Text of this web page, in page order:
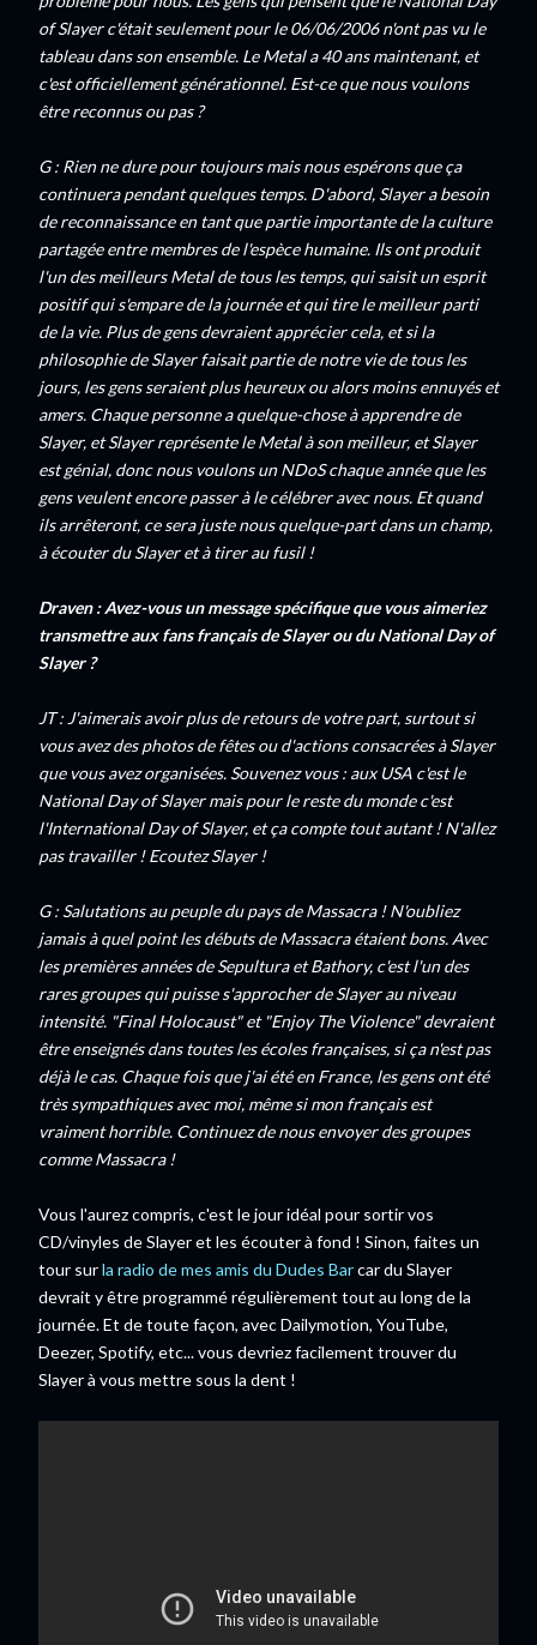
of Slayer c'était seulement pour le 06/06/2006 n'ont pas vu le
tableau dans son ensemble. Le Metal a 40 ans maintenant, et
c'est officiellement générationnel. Est-ce que nous voulons
être reconnus ou pas ?
G : Rien ne dure pour toujours mais nous espérons que ça
continuera pendant quelques temps. D'abord, Slayer a besoin
de reconnaissance en tant que partie importante de la culture
partagée entre membres de l'espèce humaine. Ils ont produit
l'un des meilleurs Metal de tous les temps, qui saisit un esprit
positif qui s'empare de la journée et qui tire le meilleur parti
de la vie. Plus de gens devraient apprécier cela, et si la
philosophie de Slayer faisait partie de notre vie de tous les
jours, les gens seraient plus heureux ou alors moins ennuyés et
amers. Chaque personne a quelque-chose à apprendre de
Slayer, et Slayer représente le Metal à son meilleur, et Slayer
est génial, donc nous voulons un NDoS chaque année que les
gens veulent encore passer à le célébrer avec nous. Et quand
ils arrêteront, ce sera juste nous quelque-part dans un champ,
à écouter du Slayer et à tirer au fusil !
Draven : Avez-vous un message spécifique que vous aimeriez
transmettre aux fans français de Slayer ou du National Day of
Slayer ?
JT : J'aimerais avoir plus de retours de votre part, surtout si
vous avez des photos de fêtes ou d'actions consacrées à Slayer
que vous avez organisées. Souvenez vous : aux USA c'est le
National Day of Slayer mais pour le reste du monde c'est
l'International Day of Slayer, et ça compte tout autant ! N'allez
pas travailler ! Ecoutez Slayer !
G : Salutations au peuple du pays de Massacra ! N'oubliez
jamais à quel point les débuts de Massacra étaient bons. Avec
les premières années de Sepultura et Bathory, c'est l'un des
rares groupes qui puisse s'approcher de Slayer au niveau
intensité. "Final Holocaust" et "Enjoy The Violence" devraient
être enseignés dans toutes les écoles françaises, si ça n'est pas
déjà le cas. Chaque fois que j'ai été en France, les gens ont été
très sympathiques avec moi, même si mon français est
vraiment horrible. Continuez de nous envoyer des groupes
comme Massacra !
Vous l'aurez compris, c'est le jour idéal pour sortir vos
CD/vinyles de Slayer et les écouter à fond ! Sinon, faites un
tour surla radio de mes amis du Dudes Barcar du Slayer
devrait y être programmé régulièrement tout au long de la
journée. Et de toute façon, avec Dailymotion, YouTube,
Deezer, Spotify, etc... vous devriez facilement trouver du
Slayer à vous mettre sous la dent !